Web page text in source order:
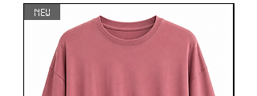
NEW